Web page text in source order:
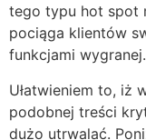
tego typu hot spot
pociąga klientów
funkcjami wygranej.
Ułatwieniem to, iż
podobnej treści
dużo utrwalać.